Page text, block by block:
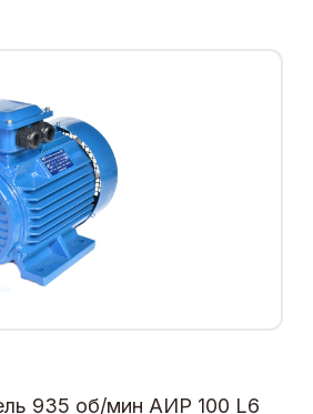
935 об/мин АИР 100 L6